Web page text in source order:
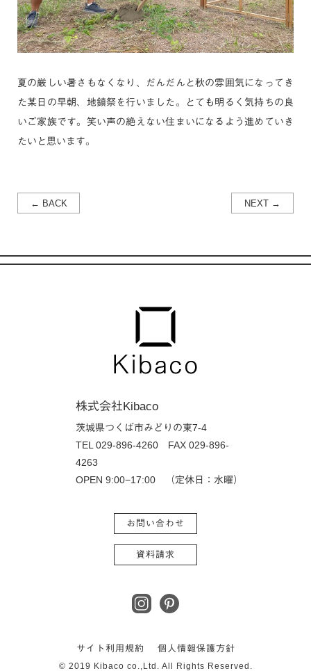
夏の厳しい暑さもなくなり、だんだんと秋の雰囲気になってき
た某日の早朝、地鎮祭を行いました。とても明るく気持ちの良
いご家族です。笑い声の絶えない住まいになるよう進めていき
たいと思います。
← BACK NEXT →
株式会社Kibaco
茨城県つくば市みどりの東7-4
TEL 029-896-4260 FAX 029-896-
4263
OPEN 9:00−17:00 （定休日：水曜）
お問い合わせ
資料請求
サイト利用規約 個人情報保護方針
© 2019 Kibaco co.,Ltd. All Rights Reserved.